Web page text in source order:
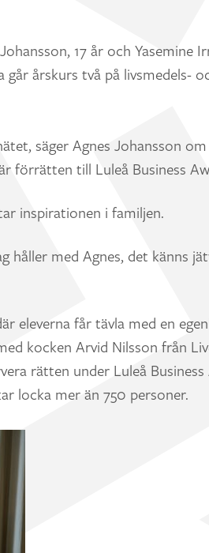
17 år och Yasemine
går årskurs två på livsmedels-
säger Agnes Johansson
förrätten till Luleå Business
inspirationen i familjen.
håller med Agnes, det känns
eleverna får tävla med en
kocken Arvid Nilsson från
rätten under Luleå
locka mer än 750 personer.